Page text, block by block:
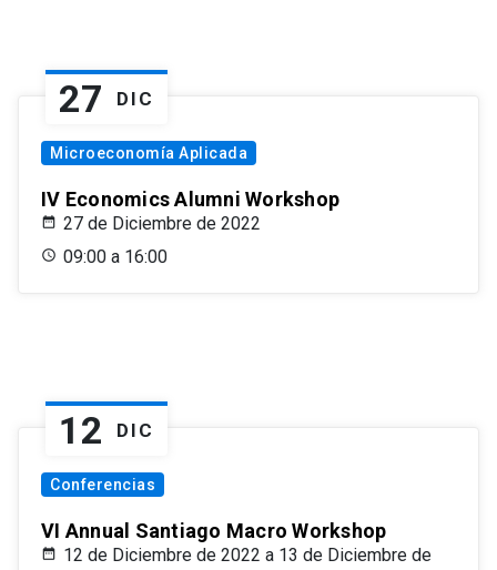
27 DIC
Microeconomía Aplicada
IV Economics Alumni Workshop
27 de Diciembre de 2022
09:00 a 16:00
12 DIC
Conferencias
VI Annual Santiago Macro Workshop
12 de Diciembre de 2022 a 13 de Diciembre de